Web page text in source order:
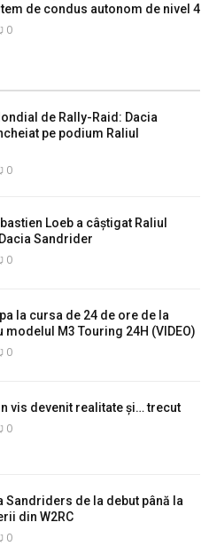
de condus autonom de nivel 4
0
de Rally-Raid: Dacia
pe podium Raliul
0
Loeb a câștigat Raliul
Sandrider
0
la cursa de 24 de ore de la
M3 Touring 24H (VIDEO)
0
vis devenit realitate și… trecut
0
Sandriders de la debut până la
din W2RC
0